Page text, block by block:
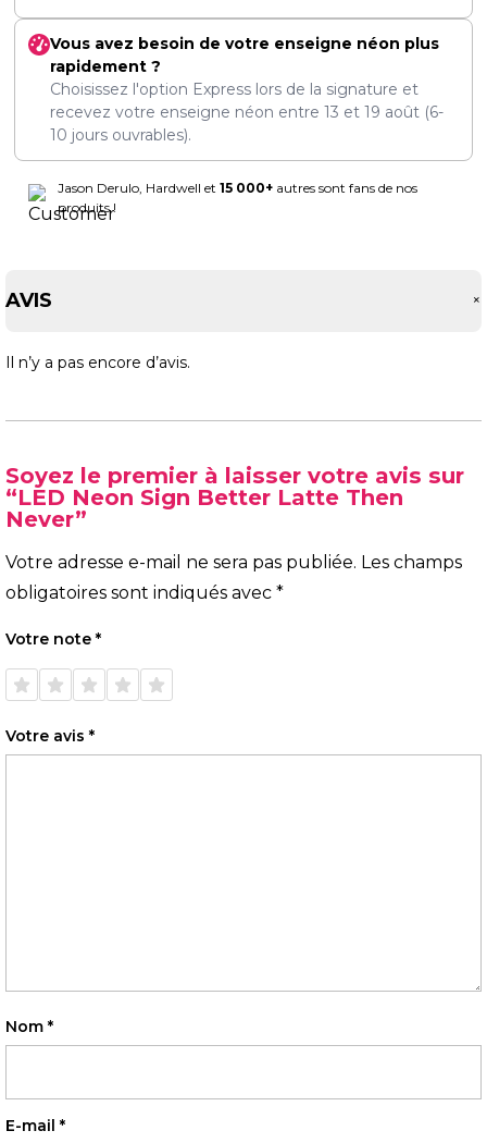
Vous avez besoin de votre enseigne néon plus
rapidement ?
Choisissez l'option Express lors de la signature et
recevez votre enseigne néon entre 13 et 19 août (6-
10 jours ouvrables).
Jason Derulo, Hardwell et 15 000+ autres sont fans de nos
produits !
AVIS +
Il n’y a pas encore d’avis.
Soyez le premier à laisser votre avis sur
“LED Neon Sign Better Latte Then
Never”
Votre adresse e-mail ne sera pas publiée. Les champs
obligatoires sont indiqués avec *
Votre note *
1 étoile
sur 5
2 étoiles
sur 5
3 étoiles
sur 5
4 étoiles
sur 5
5 étoiles
sur 5
Votre avis *
Nom *
E-mail *